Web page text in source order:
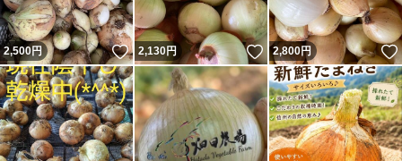
2,500円 いいね！
2,130円 いいね！
2,800円